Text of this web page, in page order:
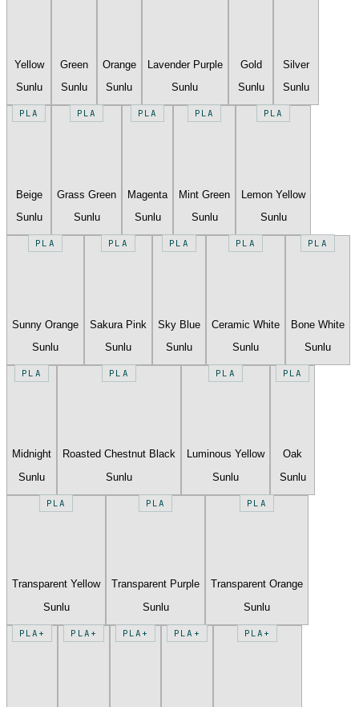
Yellow
Sunlu
Green
Sunlu
Orange
Sunlu
Lavender Purple
Sunlu
Gold
Sunlu
Silver
Sunlu
PLA
Beige
Sunlu
PLA
Grass Green
Sunlu
PLA
Magenta
Sunlu
PLA
Mint Green
Sunlu
PLA
Lemon Yellow
Sunlu
PLA
Sunny Orange
Sunlu
PLA
Sakura Pink
Sunlu
PLA
Sky Blue
Sunlu
PLA
Ceramic White
Sunlu
PLA
Bone White
Sunlu
PLA
Midnight
Sunlu
PLA
Roasted Chestnut Black
Sunlu
PLA
Luminous Yellow
Sunlu
PLA
Oak
Sunlu
PLA
Transparent Yellow
Sunlu
PLA
Transparent Purple
Sunlu
PLA
Transparent Orange
Sunlu
PLA+ PLA+ PLA+ PLA+ PLA+